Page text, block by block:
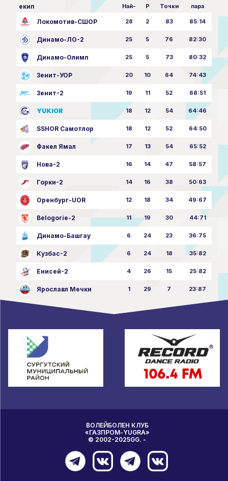
екип Най- P Точки пара
Локомотив-СШОР 28 2 83 85:14
Динамо-ЛО-2 25 5 76 82:30
Динамо-Олимп 25 5 73 80:32
Зенит-УОР 20 10 64 74:43
Зенит-2 19 11 52 68:51
YUKIOR 18 12 54 64:46
SSHOR Самотлор 18 12 52 64:50
Факел Ямал 17 13 54 65:52
Нова-2 16 14 47 58:57
Горки-2 14 16 38 50:63
Оренбург-UOR 12 18 34 49:67
Belogorie-2 11 19 30 44:71
Динамо-Башгау 6 24 23 36:75
Кузбас-2 6 24 18 35:82
Енисей-2 4 26 15 25:82
Ярославл Мечки 1 29 7 23:87
ВОЛЕЙБОЛЕН КЛУБ
«ГАЗПРОМ-YUGRA»
© 2002-2025GG. -